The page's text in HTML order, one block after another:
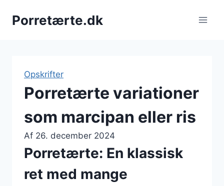
Porretærte.dk
Opskrifter
Porretærte variationer
som marcipan eller ris
Af 26. december 2024
Porretærte: En klassisk
ret med mange